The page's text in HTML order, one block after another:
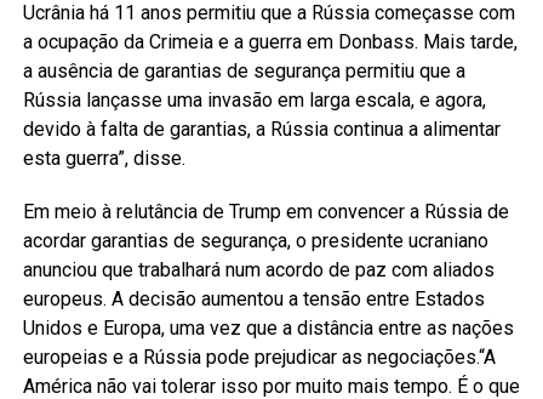
Ucrânia há 11 anos permitiu que a Rússia começasse com
a ocupação da Crimeia e a guerra em Donbass. Mais tarde,
a ausência de garantias de segurança permitiu que a
Rússia lançasse uma invasão em larga escala, e agora,
devido à falta de garantias, a Rússia continua a alimentar
esta guerra”, disse.
Em meio à relutância de Trump em convencer a Rússia de
acordar garantias de segurança, o presidente ucraniano
anunciou que trabalhará num acordo de paz com aliados
europeus. A decisão aumentou a tensão entre Estados
Unidos e Europa, uma vez que a distância entre as nações
europeias e a Rússia pode prejudicar as negociações.“A
América não vai tolerar isso por muito mais tempo. É o que